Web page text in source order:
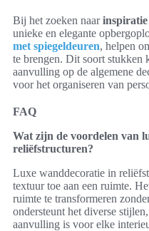
Bij het zoeken naar
unieke en elegante
met spiegeldeuren, helpen
te brengen. Dit soort stukken
aanvulling op de algemene
voor het organiseren van
FAQ
Wat zijn de voordelen van
reliëfstructuren?
Luxe wanddecoratie in
textuur toe aan een ruimte.
ruimte te transformeren
ondersteunt het diverse
aanvulling is voor elke